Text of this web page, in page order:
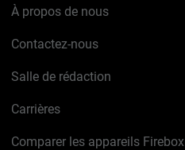
À propos de nous
Contactez-nous
Salle de rédaction
Carrières
Comparer les appareils Firebox